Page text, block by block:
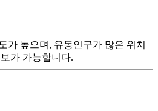
가 높으며, 유동인구가 많은 위치
가 가능합니다.